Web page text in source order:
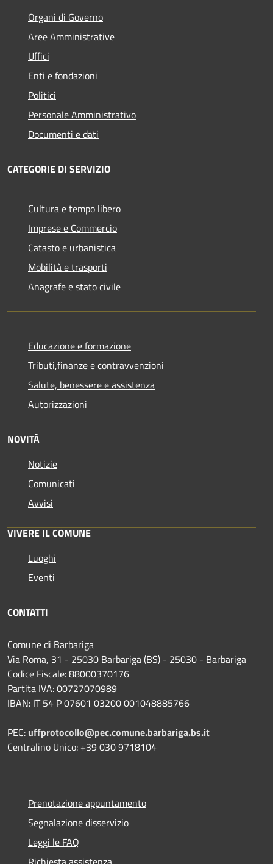
Organi di Governo
Aree Amministrative
Uffici
Enti e fondazioni
Politici
Personale Amministrativo
Documenti e dati
CATEGORIE DI SERVIZIO
Cultura e tempo libero
Imprese e Commercio
Catasto e urbanistica
Mobilità e trasporti
Anagrafe e stato civile
Educazione e formazione
Tributi,finanze e contravvenzioni
Salute, benessere e assistenza
Autorizzazioni
NOVITÀ
Notizie
Comunicati
Avvisi
VIVERE IL COMUNE
Luoghi
Eventi
CONTATTI
Comune di Barbariga
Via Roma, 31 - 25030 Barbariga (BS) - 25030 - Barbariga
Codice Fiscale: 88000370176
Partita IVA: 00727070989
IBAN: IT 54 P 07601 03200 001048885766
PEC: uffprotocollo@pec.comune.barbariga.bs.it
Centralino Unico: +39 030 9718104
Prenotazione appuntamento
Segnalazione disservizio
Leggi le FAQ